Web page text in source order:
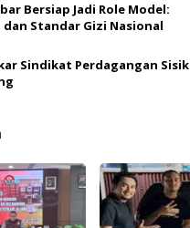
Bersiap Jadi Role Model:
dan Standar Gizi Nasional
Sindikat Perdagangan Sisik